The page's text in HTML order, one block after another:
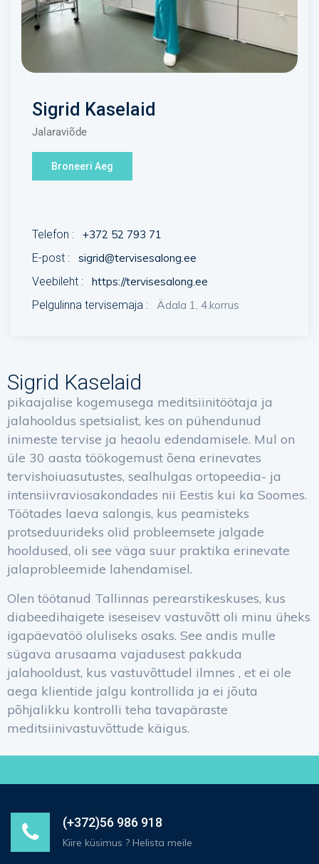
Sigrid Kaselaid
Jalaraviõde
Broneeri Aeg
Telefon :
+372 52 793 71
E-post :
sigrid@tervisesalong.ee
Veebileht :
https://tervisesalong.ee
Pelgulinna tervisemaja :
Ädala 1, 4.korrus
Sigrid Kaselaid
pikaajalise kogemusega meditsiinitöötaja ja
jalahooldus spetsialist, kes on pühendunud
inimeste tervise ja heaolu edendamisele. Mul on
üle 30 aasta töökogemust õena erinevates
tervishoiuasutustes, sealhulgas ortopeedia- ja
intensiivraviosakondades nii Eestis kui ka Soomes.
Töötades laeva salongis, kus peamisteks
protseduurideks olid probleemsete jalgade
hooldused, oli see väga suur praktika erinevate
jalaprobleemide lahendamisel.
Olen töötanud Tallinnas perearstikeskuses, kus
diabeedihaigete iseseisev vastuvõtt oli minu üheks
igapäevatöö oluliseks osaks. See andis mulle
sügava arusaama vajadusest pakkuda
jalahooldust, kus vastuvõttudel ilmnes , et ei ole
aega klientide jalgu kontrollida ja ei jõuta
põhjalikku kontrolli teha tavapäraste
meditsiinivastuvõttude käigus.
(+372)56 986 918
Kiire küsimus ? Helista meile